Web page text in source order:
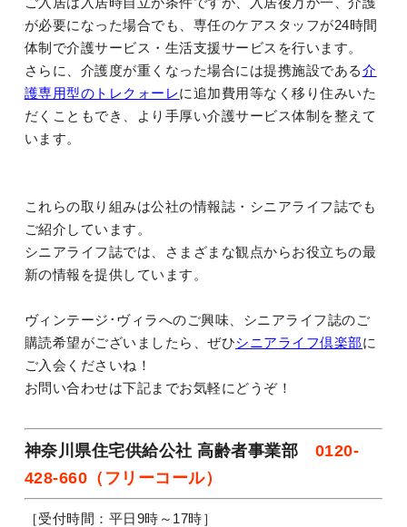
が必要になった場合でも、専任のケアスタッフが24時間
体制で介護サービス・生活支援サービスを行います。
さらに、介護度が重くなった場合には提携施設である介
護専用型のトレクォーレに追加費用等なく移り住みいた
だくこともでき、より手厚い介護サービス体制を整えて
います。
これらの取り組みは公社の情報誌・シニアライフ誌でも
ご紹介しています。
シニアライフ誌では、さまざまな観点からお役立ちの最
新の情報を提供しています。
ヴィンテージ･ヴィラへのご興味、シニアライフ誌のご
購読希望がございましたら、ぜひシニアライフ倶楽部に
ご入会くださいね！
お問い合わせは下記までお気軽にどうぞ！
神奈川県住宅供給公社 高齢者事業部 0120-
428-660（フリーコール）
［受付時間：平日9時～17時］